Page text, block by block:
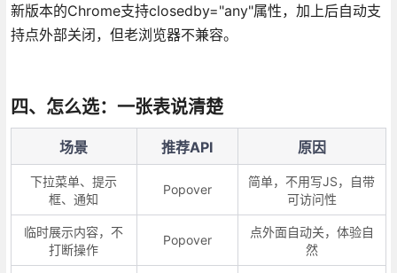
新版本的Chrome支持closedby="any"属性，加上后自动支
持点外部关闭，但老浏览器不兼容。
四、怎么选：一张表说清楚
场景 推荐API 原因
下拉菜单、提示
框、通知
Popover
简单，不用写JS，自带
可访问性
临时展示内容，不
打断操作
Popover
点外面自动关，体验自
然